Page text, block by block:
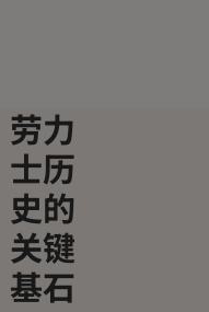
劳力
士历
史的
关键
基石